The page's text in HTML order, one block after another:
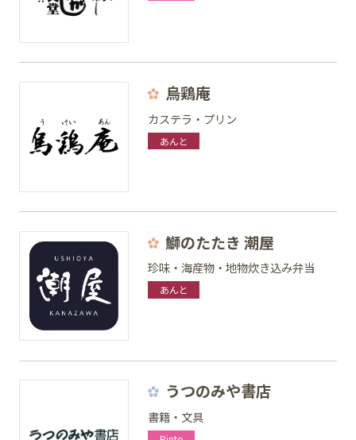
烏鶏庵
カステラ・プリン
あんと
鰤のたたき 潮屋
珍味・海産物・地物炊き込み弁当
あんと
うつのみや書店
書籍・文具